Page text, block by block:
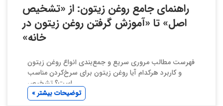
راهنمای جامع روغن زیتون: از «تشخیص
اصل» تا «آموزش گرفتن روغن زیتون در
خانه»
فهرست مطالب مروری سریع و جمع‌بندی انواع روغن زیتون
و کاربرد هرکدام آیا روغن زیتون برای سرخ‌کردن مناسب
است؟ تشخیص
توضیحات بیشتر »